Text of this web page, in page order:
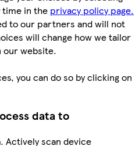
in the privacy policy page.
to our partners and will not
will change how we tailor
our website.
you can do so by clicking on
data to
Actively scan device